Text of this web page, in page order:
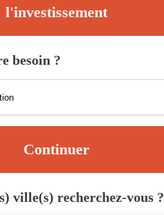
l'investissement
besoin ?
Continuer
ville(s) recherchez-vous ?